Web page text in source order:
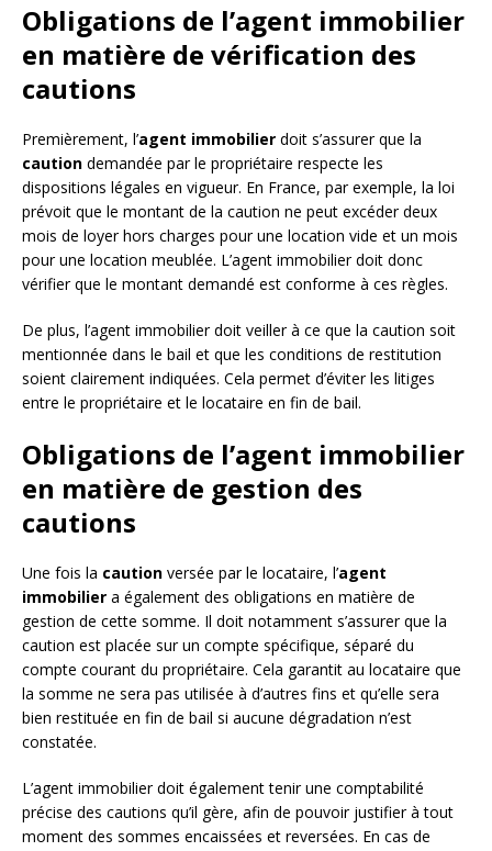
Obligations de l’agent immobilier
en matière de vérification des
cautions
Premièrement, l’agent immobilier doit s’assurer que la
caution demandée par le propriétaire respecte les
dispositions légales en vigueur. En France, par exemple, la loi
prévoit que le montant de la caution ne peut excéder deux
mois de loyer hors charges pour une location vide et un mois
pour une location meublée. L’agent immobilier doit donc
vérifier que le montant demandé est conforme à ces règles.
De plus, l’agent immobilier doit veiller à ce que la caution soit
mentionnée dans le bail et que les conditions de restitution
soient clairement indiquées. Cela permet d’éviter les litiges
entre le propriétaire et le locataire en fin de bail.
Obligations de l’agent immobilier
en matière de gestion des
cautions
Une fois la caution versée par le locataire, l’agent
immobilier a également des obligations en matière de
gestion de cette somme. Il doit notamment s’assurer que la
caution est placée sur un compte spécifique, séparé du
compte courant du propriétaire. Cela garantit au locataire que
la somme ne sera pas utilisée à d’autres fins et qu’elle sera
bien restituée en fin de bail si aucune dégradation n’est
constatée.
L’agent immobilier doit également tenir une comptabilité
précise des cautions qu’il gère, afin de pouvoir justifier à tout
moment des sommes encaissées et reversées. En cas de